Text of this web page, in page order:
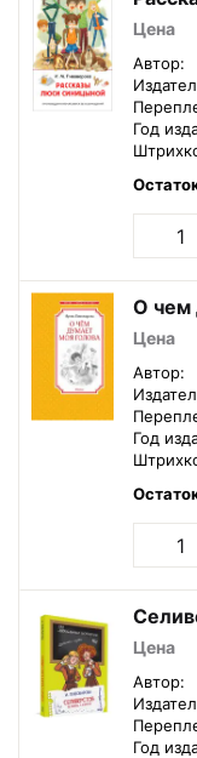
Цена
Автор:
Год
О чем
Цена
Автор:
Год
Цена
Автор:
Год